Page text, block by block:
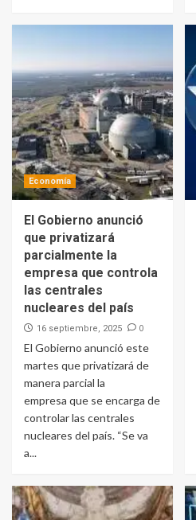
Economía
El Gobierno anunció
que privatizará
parcialmente la
empresa que controla
las centrales
nucleares del país
16 septiembre, 2025 0
El Gobierno anunció este
martes que privatizará de
manera parcial la
empresa que se encarga de
controlar las centrales
nucleares del país. “Se va
a...